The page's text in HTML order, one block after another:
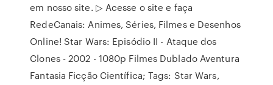
em nosso site. ▷ Acesse o site e faça
RedeCanais: Animes, Séries, Filmes e Desenhos
Online! Star Wars: Episódio II - Ataque dos
Clones - 2002 - 1080p Filmes Dublado Aventura
Fantasia Ficção Científica; Tags: Star Wars,